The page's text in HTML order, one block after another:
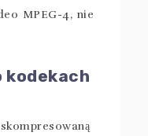
MPEG-4, nie
kodekach